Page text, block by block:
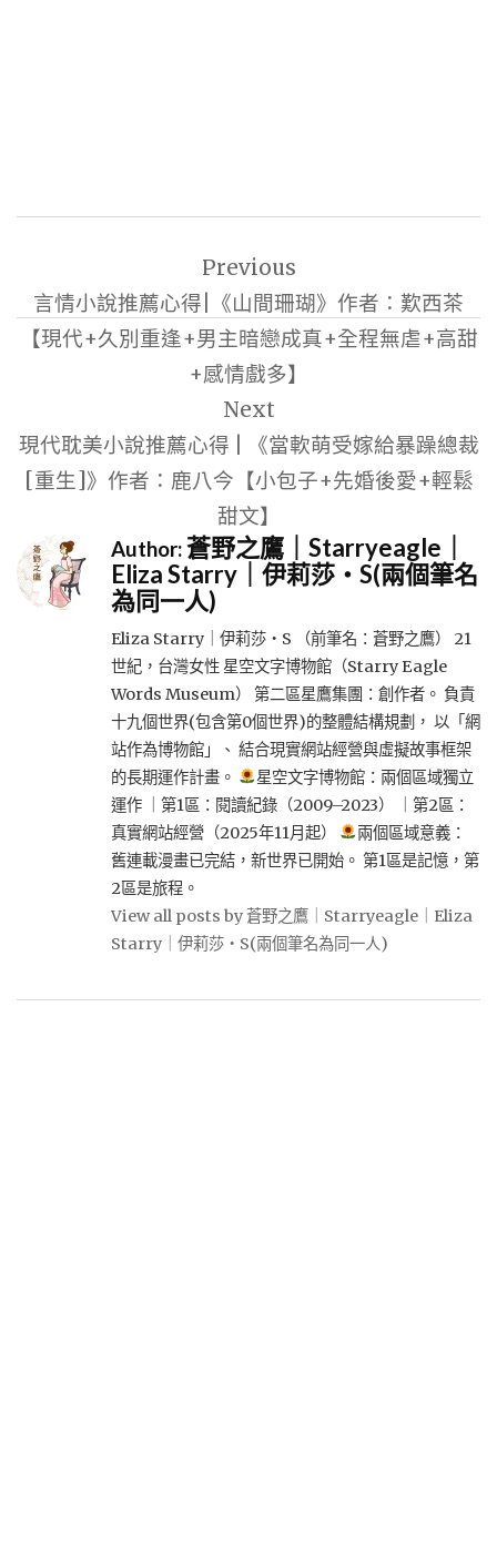
導
覽
Previous
言情小說推薦心得|《山間珊瑚》作者：歎西茶
【現代+久別重逢+男主暗戀成真+全程無虐+高甜
+感情戲多】
Next
現代耽美小說推薦心得 | 《當軟萌受嫁給暴躁總裁
[重生]》作者：鹿八今【小包子+先婚後愛+輕鬆
甜文】
Author:蒼野之鷹｜Starryeagle｜
Eliza Starry｜伊莉莎・S(兩個筆名
為同一人)
Eliza Starry｜伊莉莎・S （前筆名：蒼野之鷹） 21
世紀，台灣女性 星空文字博物館（Starry Eagle
Words Museum） 第二區星鷹集團：創作者。 負責
十九個世界(包含第0個世界)的整體結構規劃， 以「網
站作為博物館」、 結合現實網站經營與虛擬故事框架
的長期運作計畫。
星空文字博物館：兩個區域獨立
運作 ｜第1區：閱讀紀錄（2009–2023） ｜第2區：
真實網站經營（2025年11月起）
兩個區域意義：
舊連載漫畫已完結，新世界已開始。 第1區是記憶，第
2區是旅程。
View all posts by 蒼野之鷹｜Starryeagle｜Eliza
Starry｜伊莉莎・S(兩個筆名為同一人)